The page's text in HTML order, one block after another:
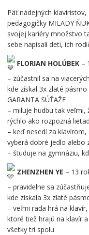
Päť nádejných
pedagogičky MILADY
svojej kariéry množstvo
sebe napísali deti, ich
FLORIAN HOLÚBEK –
– zúčastnil sa na
kde získal 3x zlaté
GARANTA SÚŤAŽE
– miluje hudbu tak
rýchlo ako rozpozná
– keď nesedí za
vyberá dobré jedlo alebo
– študuje na gymnáziu,
ZHENZHEN YE – 13
– pravidelne sa
kde získala 3x zlaté
– veľmi rada hrá na
ktoré tiež hrajú na klavír
všetky tri spolu